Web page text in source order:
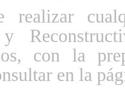
realizar
y
con la
en la